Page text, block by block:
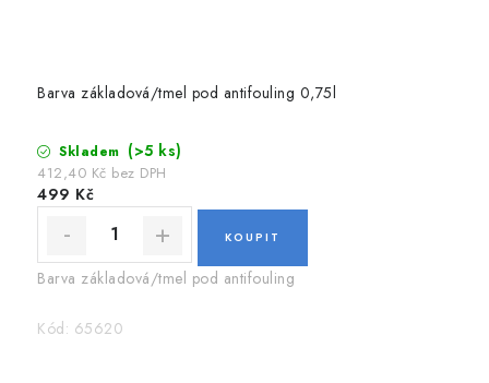
Barva základová/tmel pod antifouling 0,75l
Skladem (>5 ks)
412,40 Kč bez DPH
499 Kč
Barva základová/tmel pod antifouling
Kód: 65620